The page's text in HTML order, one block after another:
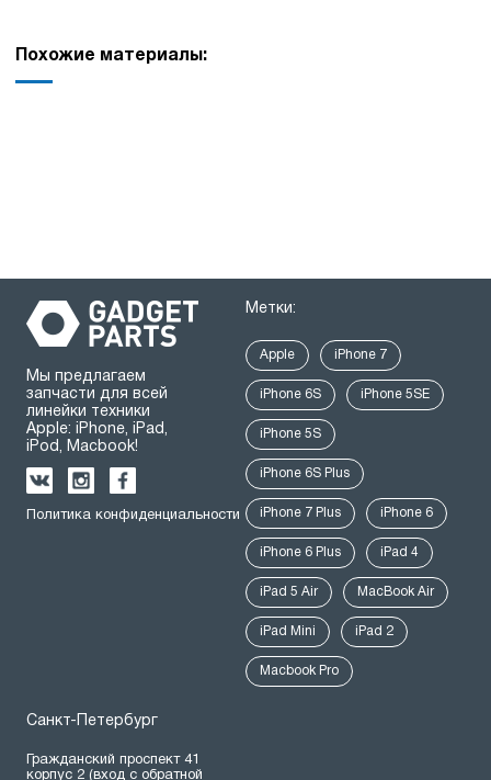
Похожие материалы:
Мы предлагаем
запчасти для всей
линейки техники
Apple: iPhone, iPad,
iPod, Macbook!
Политика конфиденциальности
Метки:
Apple iPhone 7
iPhone 6S iPhone 5SE
iPhone 5S
iPhone 6S Plus
iPhone 7 Plus iPhone 6
iPhone 6 Plus iPad 4
iPad 5 Air MacBook Air
iPad Mini iPad 2
Macbook Pro
Санкт-Петербург
Гражданский проспект 41
корпус 2 (вход с обратной